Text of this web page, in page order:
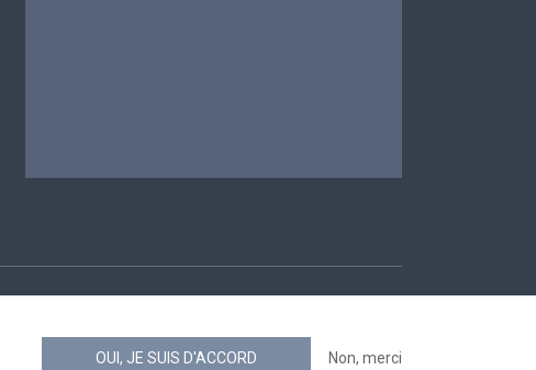
OUI, JE SUIS D'ACCORD Non, merci